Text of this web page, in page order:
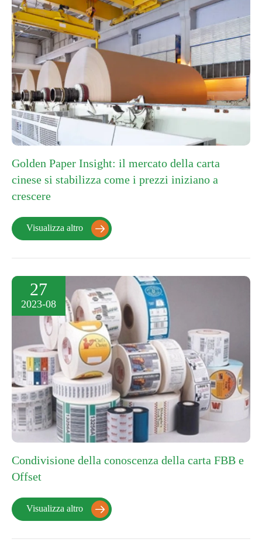
Golden Paper Insight: il mercato della carta
cinese si stabilizza come i prezzi iniziano a
crescere
Visualizza altro 
27
2023-08
Condivisione della conoscenza della carta FBB e
Offset
Visualizza altro 